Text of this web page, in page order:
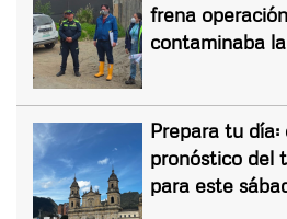
frena
contaminaba
Prepara tu día:
pronóstico del
para este